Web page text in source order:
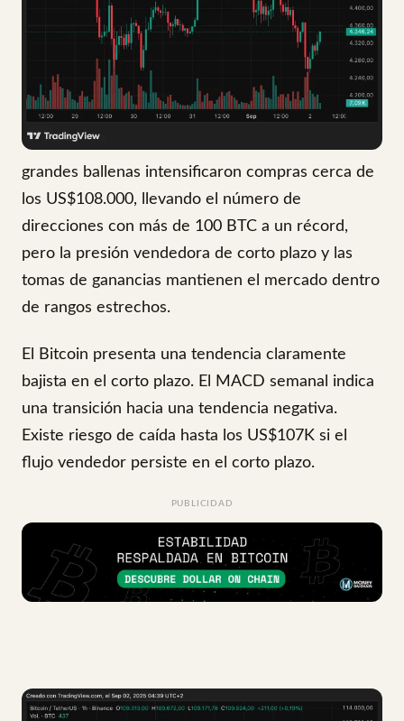
grandes ballenas intensificaron compras cerca de
los US$108.000, llevando el número de
direcciones con más de 100 BTC a un récord,
pero la presión vendedora de corto plazo y las
tomas de ganancias mantienen el mercado dentro
de rangos estrechos.
El Bitcoin presenta una tendencia claramente
bajista en el corto plazo. El MACD semanal indica
una transición hacia una tendencia negativa.
Existe riesgo de caída hasta los US$107K si el
flujo vendedor persiste en el corto plazo.
PUBLICIDAD